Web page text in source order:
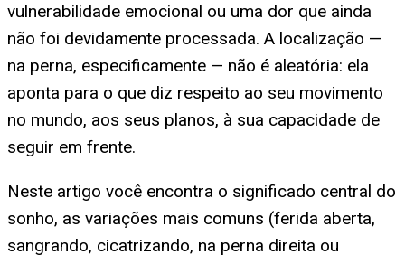
vulnerabilidade emocional ou uma dor que ainda
não foi devidamente processada. A localização —
na perna, especificamente — não é aleatória: ela
aponta para o que diz respeito ao seu movimento
no mundo, aos seus planos, à sua capacidade de
seguir em frente.
Neste artigo você encontra o significado central do
sonho, as variações mais comuns (ferida aberta,
sangrando, cicatrizando, na perna direita ou